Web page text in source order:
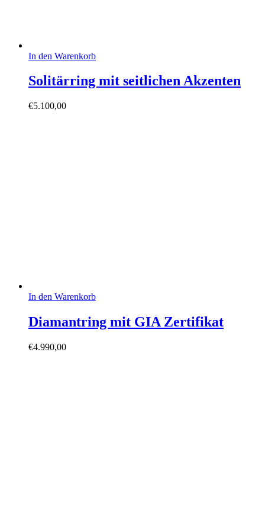
In den Warenkorb
Solitärring mit seitlichen Akzenten
€5.100,00
In den Warenkorb
Diamantring mit GIA Zertifikat
€4.990,00